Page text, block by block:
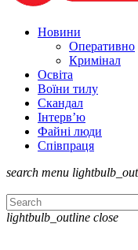
Новини
Оперативно
Кримінал
Освіта
Воїни тилу
Скандал
Інтерв’ю
Файні люди
Співпраця
search menu
lightbulb_outline close